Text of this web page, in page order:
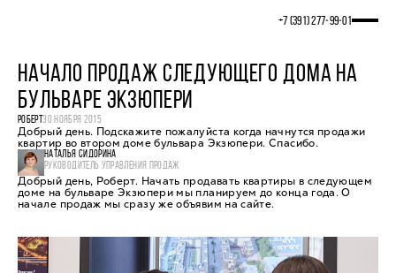
+7 (391) 277‒99‒01
НАЧАЛО ПРОДАЖ СЛЕДУЮЩЕГО ДОМА НА
БУЛЬВАРЕ ЭКЗЮПЕРИ
РОБЕРТ30 НОЯБРЯ 2015
Добрый день. Подскажите пожалуйста когда начнутся продажи
квартир во втором доме бульвара Экзюпери. Спасибо.
НАТАЛЬЯ СИДОРИНА
РУКОВОДИТЕЛЬ УПРАВЛЕНИЯ ПРОДАЖ
Добрый день, Роберт. Начать продавать квартиры в следующем
доме на бульваре Экзюпери мы планируем до конца года. О
начале продаж мы сразу же объявим на сайте.